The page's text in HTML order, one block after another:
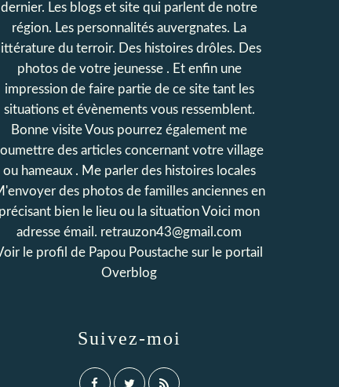
dernier. Les blogs et site qui parlent de notre
région. Les personnalités auvergnates. La
littérature du terroir. Des histoires drôles. Des
photos de votre jeunesse . Et enfin une
impression de faire partie de ce site tant les
situations et évènements vous ressemblent.
Bonne visite Vous pourrez également me
des articles concernant votre village
ou hameaux . Me parler des histoires locales
des photos de familles anciennes en
précisant bien le lieu ou la situation Voici mon
adresse émail. retrauzon43@gmail.com
le profil de Papou Poustache sur le portail
Overblog
Suivez-moi